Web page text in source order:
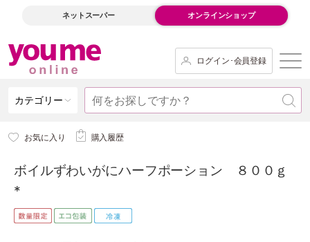
ネットスーパー オンラインショップ
ログイン･会員登録
カテゴリー
お気に入り 購入履歴
ボイルずわいがにハーフポーション ８００ｇ
*